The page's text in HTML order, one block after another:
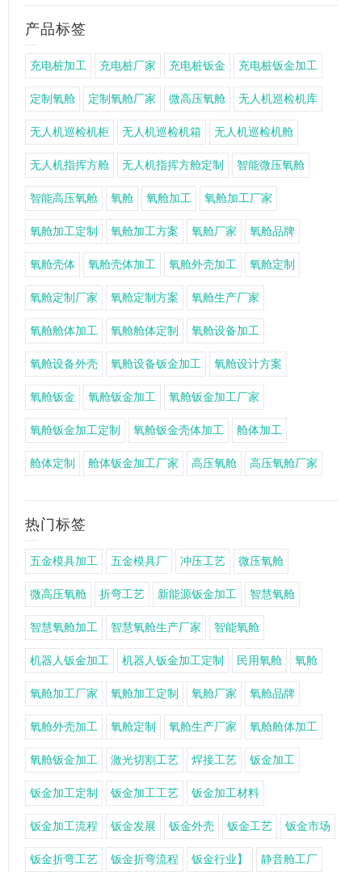
产品标签
充电桩加工 充电桩厂家 充电桩钣金 充电桩钣金加工
定制氧舱 定制氧舱厂家 微高压氧舱 无人机巡检机库
无人机巡检机柜 无人机巡检机箱 无人机巡检机舱
无人机指挥方舱 无人机指挥方舱定制 智能微压氧舱
智能高压氧舱 氧舱 氧舱加工 氧舱加工厂家
氧舱加工定制 氧舱加工方案 氧舱厂家 氧舱品牌
氧舱壳体 氧舱壳体加工 氧舱外壳加工 氧舱定制
氧舱定制厂家 氧舱定制方案 氧舱生产厂家
氧舱舱体加工 氧舱舱体定制 氧舱设备加工
氧舱设备外壳 氧舱设备钣金加工 氧舱设计方案
氧舱钣金 氧舱钣金加工 氧舱钣金加工厂家
氧舱钣金加工定制 氧舱钣金壳体加工 舱体加工
舱体定制 舱体钣金加工厂家 高压氧舱 高压氧舱厂家
热门标签
五金模具加工 五金模具厂 冲压工艺 微压氧舱
微高压氧舱 折弯工艺 新能源钣金加工 智慧氧舱
智慧氧舱加工 智慧氧舱生产厂家 智能氧舱
机器人钣金加工 机器人钣金加工定制 民用氧舱 氧舱
氧舱加工厂家 氧舱加工定制 氧舱厂家 氧舱品牌
氧舱外壳加工 氧舱定制 氧舱生产厂家 氧舱舱体加工
氧舱钣金加工 激光切割工艺 焊接工艺 钣金加工
钣金加工定制 钣金加工工艺 钣金加工材料
钣金加工流程 钣金发展 钣金外壳 钣金工艺 钣金市场
钣金折弯工艺 钣金折弯流程 钣金行业】 静音舱工厂